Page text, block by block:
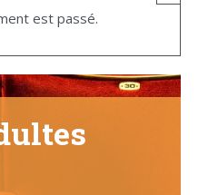
est passé.